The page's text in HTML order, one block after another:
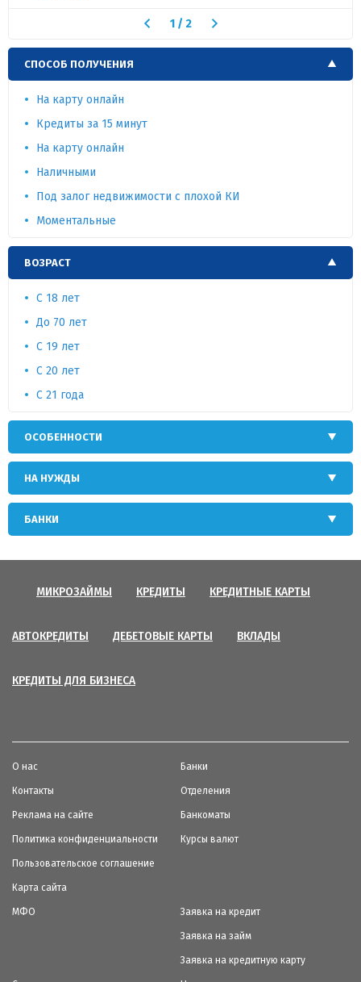
1/ 2
СПОСОБ ПОЛУЧЕНИЯ
На карту онлайн
Кредиты за 15 минут
На карту онлайн
Наличными
Под залог недвижимости с плохой КИ
Моментальные
ВОЗРАСТ
C 18 лет
До 70 лет
С 19 лет
C 20 лет
С 21 года
ОСОБЕННОСТИ
НА НУЖДЫ
БАНКИ
МИКРОЗАЙМЫ КРЕДИТЫ КРЕДИТНЫЕ КАРТЫ
АВТОКРЕДИТЫ ДЕБЕТОВЫЕ КАРТЫ ВКЛАДЫ
КРЕДИТЫ ДЛЯ БИЗНЕСА
О нас
Контакты
Реклама на сайте
Политика конфиденциальности
Пользовательское соглашение
Карта сайта
Банки
Отделения
Банкоматы
Курсы валют
МФО Заявка на кредит
Заявка на займ
Заявка на кредитную карту